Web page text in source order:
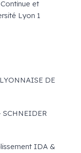
et
Lyon 1
DE
SCHNEIDER
IDA &